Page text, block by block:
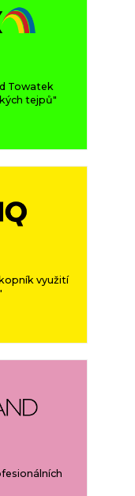
Towatek
tejpů"
využití